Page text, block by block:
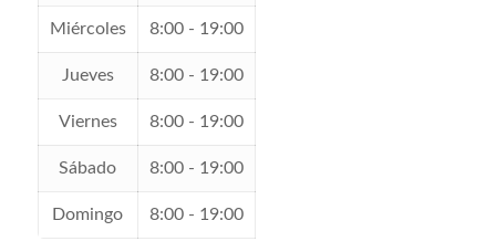
Miércoles 8:00 - 19:00
Jueves 8:00 - 19:00
Viernes 8:00 - 19:00
Sábado 8:00 - 19:00
Domingo 8:00 - 19:00